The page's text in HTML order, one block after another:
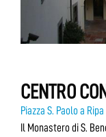
CENTRO
Piazza S. Paolo a
Il Monastero di S.